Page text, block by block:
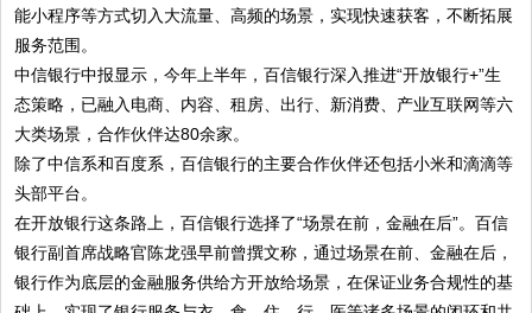
能小程序等方式切入大流量、高频的场景，实现快速获客，不断拓展
服务范围。
中信银行中报显示，今年上半年，百信银行深入推进“开放银行+”生
态策略，已融入电商、内容、租房、出行、新消费、产业互联网等六
大类场景，合作伙伴达80余家。
除了中信系和百度系，百信银行的主要合作伙伴还包括小米和滴滴等
头部平台。
在开放银行这条路上，百信银行选择了“场景在前，金融在后”。百信
银行副首席战略官陈龙强早前曾撰文称，通过场景在前、金融在后，
银行作为底层的金融服务供给方开放给场景，在保证业务合规性的基